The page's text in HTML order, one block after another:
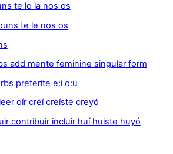
te lo la nos os
te le nos os
add mente feminine singular form
preterite e:i o:u
oír creí creíste creyó
contribuir incluir huí huiste huyó